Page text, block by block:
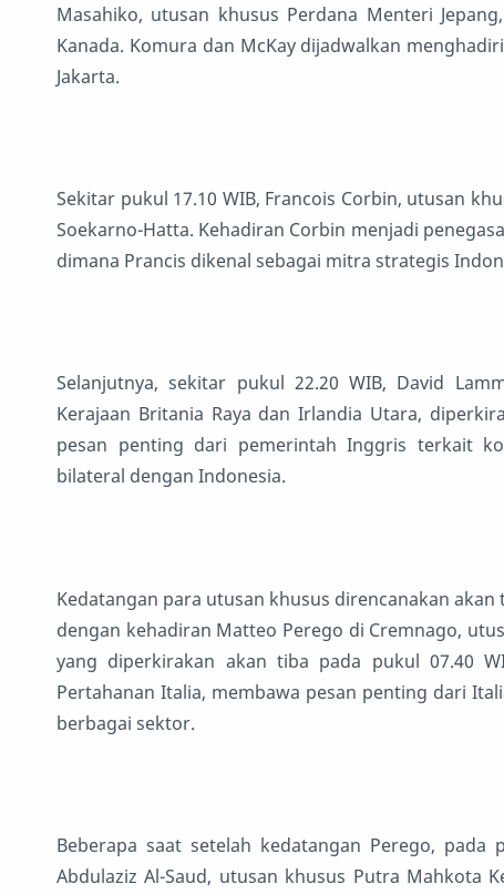
Masahiko, utusan khusus Perdana Menteri
Kanada. Komura dan McKay dijadwalkan
Jakarta.
Sekitar pukul 17.10 WIB, Francois Corbin, utusan
Soekarno-Hatta. Kehadiran Corbin menjadi
dimana Prancis dikenal sebagai mitra strategis
Selanjutnya, sekitar pukul 22.20 WIB, David
Kerajaan Britania Raya dan Irlandia Utara,
pesan penting dari pemerintah Inggris terkait
bilateral dengan Indonesia.
Kedatangan para utusan khusus direncanakan
dengan kehadiran Matteo Perego di Cremnago,
yang diperkirakan akan tiba pada pukul 07.40
Pertahanan Italia, membawa pesan penting dari
berbagai sektor.
Beberapa saat setelah kedatangan Perego,
Abdulaziz Al-Saud, utusan khusus Putra Mahkota